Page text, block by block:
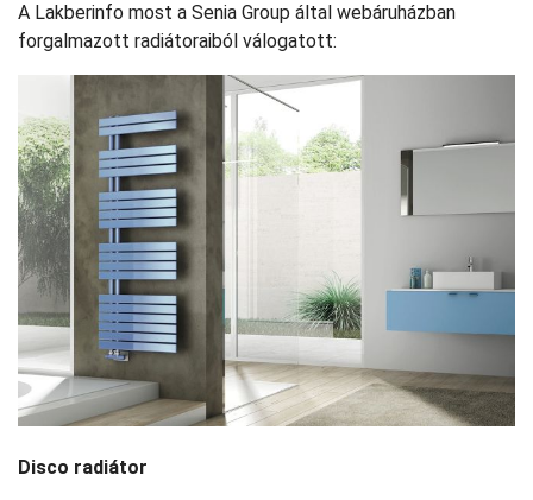
A Lakberinfo most a Senia Group által webáruházban
forgalmazott radiátoraiból válogatott:
Disco radiátor